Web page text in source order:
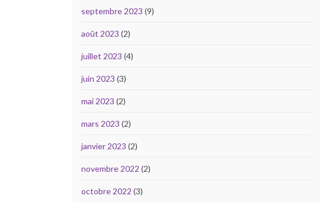
septembre 2023 (9)
août 2023 (2)
juillet 2023 (4)
juin 2023 (3)
mai 2023 (2)
mars 2023 (2)
janvier 2023 (2)
novembre 2022 (2)
octobre 2022 (3)